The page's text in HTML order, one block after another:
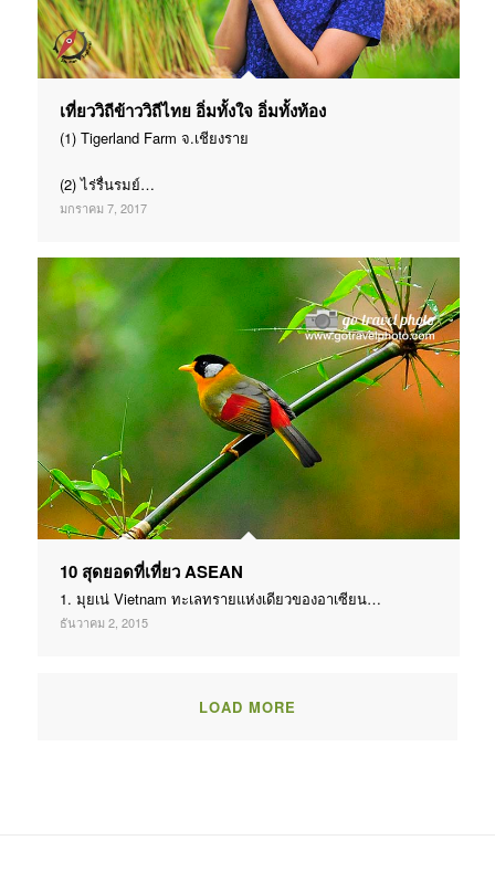
เที่ยววิถีข้าววิถีไทย อิ่มทั้งใจ อิ่มทั้งท้อง
(1) Tigerland Farm จ.เชียงราย
(2) ไร่รื่นรมย์…
มกราคม 7, 2017
10 สุดยอดที่เที่ยว ASEAN
1. มุยเน่ Vietnam ทะเลทรายแห่งเดียวของอาเซียน…
ธันวาคม 2, 2015
LOAD MORE